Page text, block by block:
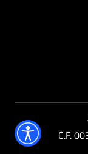
C.F.